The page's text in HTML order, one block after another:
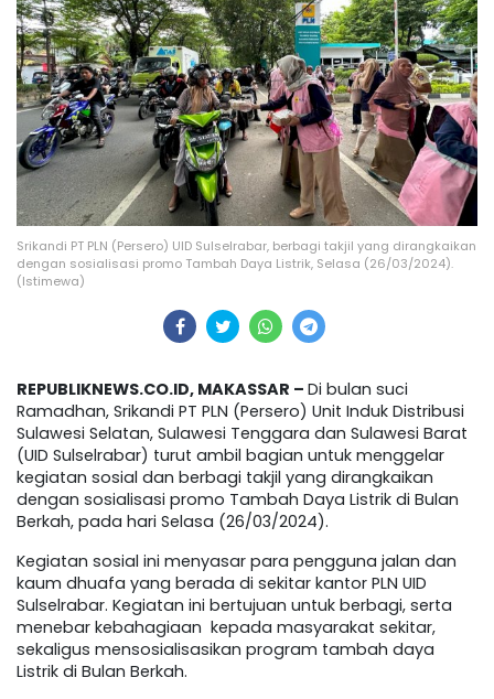
Srikandi PT PLN (Persero) UID Sulselrabar, berbagi takjil yang dirangkaikan
dengan sosialisasi promo Tambah Daya Listrik, Selasa (26/03/2024).
(Istimewa)
REPUBLIKNEWS.CO.ID, MAKASSAR – Di bulan suci
Ramadhan, Srikandi PT PLN (Persero) Unit Induk Distribusi
Sulawesi Selatan, Sulawesi Tenggara dan Sulawesi Barat
(UID Sulselrabar) turut ambil bagian untuk menggelar
kegiatan sosial dan berbagi takjil yang dirangkaikan
dengan sosialisasi promo Tambah Daya Listrik di Bulan
Berkah, pada hari Selasa (26/03/2024).
Kegiatan sosial ini menyasar para pengguna jalan dan
kaum dhuafa yang berada di sekitar kantor PLN UID
Sulselrabar. Kegiatan ini bertujuan untuk berbagi, serta
menebar kebahagiaan kepada masyarakat sekitar,
sekaligus mensosialisasikan program tambah daya
Listrik di Bulan Berkah.